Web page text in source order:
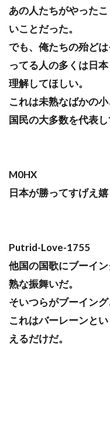
あの人たちがやった
いことだった。
でも、俺たちの殆ど
ってる人の多くは日
理解してほしい。
これは未熟なばかの
国民の大多数を代表
M0HX
日本が勝ってすげえ嬉
Putrid-Love-1755
他国の国歌にブーイ
熟な振舞いだ。
そいつらがブーイン
これはバーレーンと
えるだけだ。